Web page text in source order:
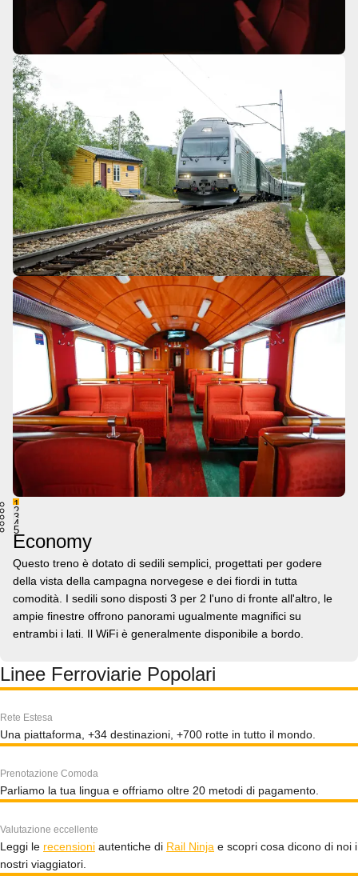
1
2
3
4
5
Economy
Questo treno è dotato di sedili semplici, progettati per godere
della vista della campagna norvegese e dei fiordi in tutta
comodità. I sedili sono disposti 3 per 2 l'uno di fronte all'altro, le
ampie finestre offrono panorami ugualmente magnifici su
entrambi i lati. Il WiFi è generalmente disponibile a bordo.
Linee Ferroviarie Popolari
Rete Estesa
Una piattaforma, +34 destinazioni, +700 rotte in tutto il mondo.
Prenotazione Comoda
Parliamo la tua lingua e offriamo oltre 20 metodi di pagamento.
Valutazione eccellente
Leggi le recensioni autentiche di Rail Ninja e scopri cosa dicono di noi i
nostri viaggiatori.